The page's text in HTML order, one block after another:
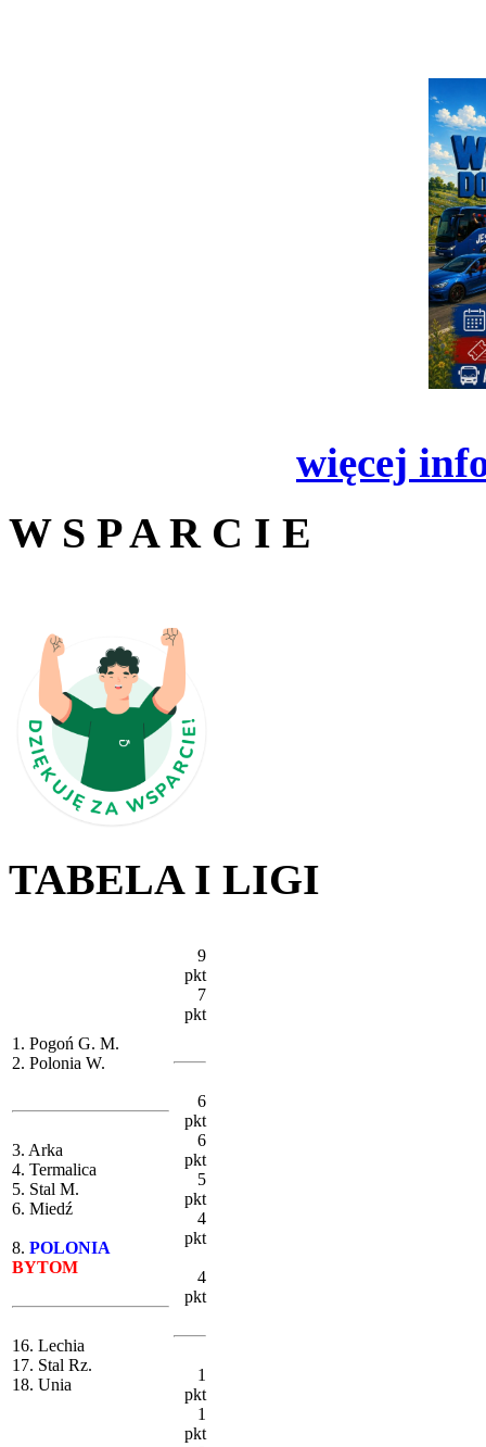
więcej
W S P A R C I E
TABELA I LIGI
1. Pogoń G. M.
2. Polonia W.
3. Arka
4. Termalica
5. Stal M.
6. Miedź
8. POLONIA
BYTOM
16. Lechia
17. Stal Rz.
18. Unia
9
pkt
7
pkt
6
pkt
6
pkt
5
pkt
4
pkt
4
pkt
1
pkt
1
pkt